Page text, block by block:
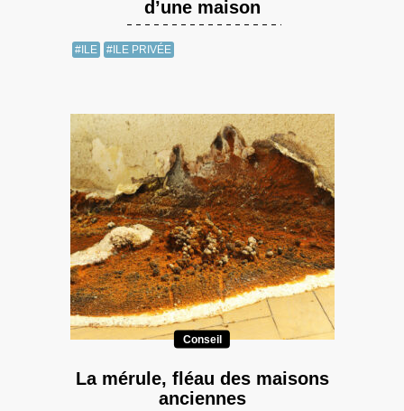
d’une maison
#ILE #ILE PRIVÉE
Conseil
La mérule, fléau des maisons
anciennes